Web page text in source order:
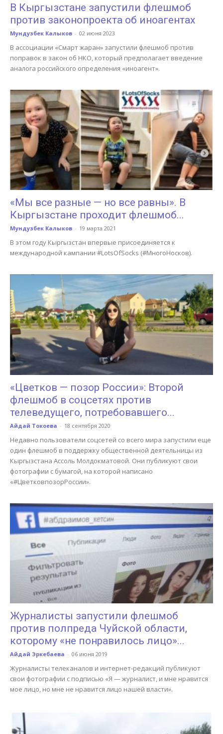
В Кыргызстане запустили флешмоб
против законопроекта об иноагентах
Мундузбек Калыков - 02 июня 2023
В ассоциации «Смарт жаран» запустили флешмоб против
поправок в закон об НКО, который предполагает введение
аналога российского определения «иноагент».
«Мы все разные — но все равны». В
Кыргызстане проходит флешмоб...
Мундузбек Калыков - 19 марта 2021
В этом году Кыргызстан впервые присоединяется к
международной кампании #LotsOfSocks (#МногоНосков).
«Цветков — позор России»: Второй
флешмоб в соцсетях против
телеведущего, потребовавшего...
Айдай Токоева - 18 сентября 2020
Недавно пользователи соцсетей со всего мира запустили еще
один флешмоб в поддержку общественной деятельницы из
Кыргызстана Ассоль Молдокматовой. Они публикуют свои
фотографии с бумагой, на которой написано
«#ЦветковпозорРоссии».
Журналисты запустили флешмоб
против полпреда Чуйской области,
которому «не понравилось лицо»...
Айдай Эркебаева - 06 июня 2019
Журналисты телеканалов и интернет-редакций публикуют
свои фотографии с подписью «Я — журналист, и мне нравится
мое лицо, но мне не нравится лицо нашей власти».